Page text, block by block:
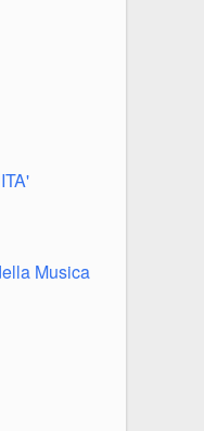
Musica